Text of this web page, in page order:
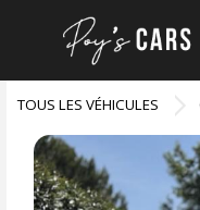
TOUS LES VÉHICULES